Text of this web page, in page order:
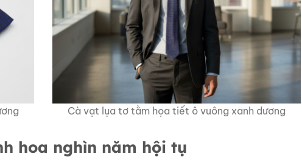
Cà vạt lụa tơ tằm họa tiết ô vuông xanh dương
hoa nghìn năm hội tụ